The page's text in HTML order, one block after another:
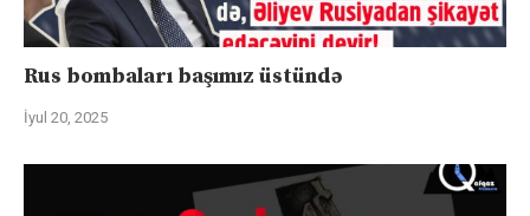
Rus bombaları başımız üstündə
İyul 20, 2025